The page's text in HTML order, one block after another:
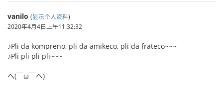
vanilo (显示个人资料)
2020年4月4日上午11:32:32
♪Pli da kompreno, pli da amikeco, pli da frateco~~~
♪Pli pli pli pli~~~
ヘ(￣ω￣ヘ)